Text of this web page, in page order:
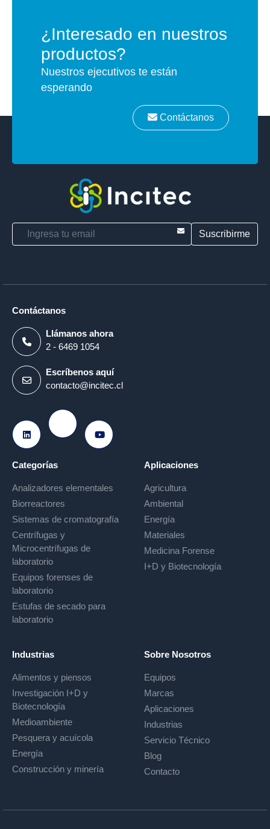
¿Interesado en nuestros
productos?
Nuestros ejecutivos te están
esperando
Contáctanos
E-mail
Contáctanos
Llámanos ahora
2 - 6469 1054
Escríbenos aquí
contacto@incitec.cl
Ir a LinkedIn
Ir a Instagram
Ir a Youtube
Categorías
Analizadores elementales
Biorreactores
Sistemas de cromatografía
Centrífugas y
Microcentrífugas de
laboratorio
Equipos forenses de
laboratorio
Estufas de secado para
laboratorio
Aplicaciones
Agricultura
Ambiental
Energía
Materiales
Medicina Forense
I+D y Biotecnología
Industrias
Alimentos y piensos
Investigación I+D y
Biotecnología
Medioambiente
Pesquera y acuícola
Energía
Construcción y minería
Sobre Nosotros
Equipos
Marcas
Aplicaciones
Industrias
Servicio Técnico
Blog
Contacto